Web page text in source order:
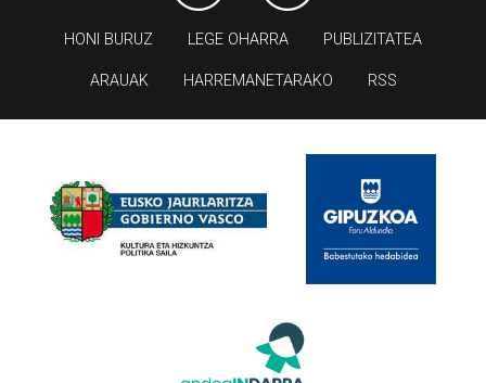
HONI BURUZ LEGE OHARRA PUBLIZITATEA
ARAUAK HARREMANETARAKO RSS